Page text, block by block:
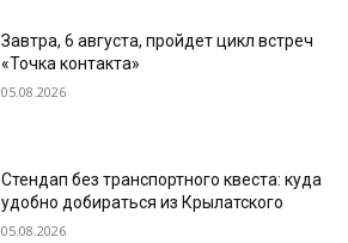
Завтра, 6 августа, пройдет цикл встреч
«Точка контакта»
05.08.2026
Стендап без транспортного квеста: куда
удобно добираться из Крылатского
05.08.2026